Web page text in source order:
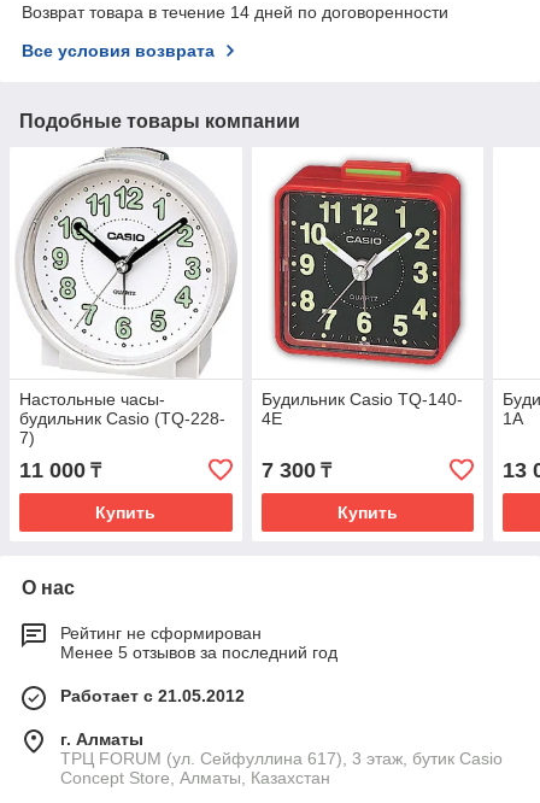
Возврат товара в течение 14 дней по договоренности
Все условия возврата
Подобные товары компании
Настольные часы-
будильник Casio (TQ-228-
7)
11 000 ₸
Купить
Будильник Casio TQ-140-
4E
7 300₸
Купить
1A
13
О нас
Рейтинг не сформирован
Менее 5 отзывов за последний год
Работает с 21.05.2012
г. Алматы
ТРЦ FORUM (ул. Сейфуллина 617), 3 этаж, бутик Casio
Concept Store, Алматы, Казахстан